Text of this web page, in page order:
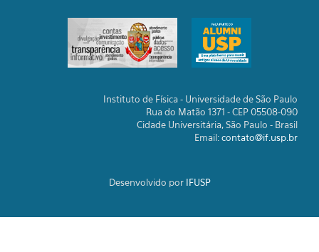
Instituto de Física - Universidade de São Paulo
Rua do Matão 1371 - CEP 05508-090
Cidade Universitária, São Paulo - Brasil
Email:contato@if.usp.br
Desenvolvido por IFUSP